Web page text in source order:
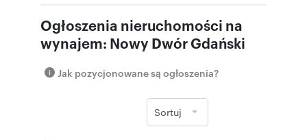
Ogłoszenia nieruchomości na
wynajem: Nowy Dwór Gdański
Jak pozycjonowane są ogłoszenia?
Sortuj